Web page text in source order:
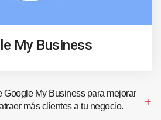
My Business
Google My Business para mejorar
más clientes a tu negocio.